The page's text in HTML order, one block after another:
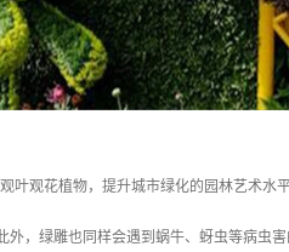
叶观花植物，提升城市绿化的园林艺术水
，绿雕也同样会遇到蜗牛、蚜虫等病虫